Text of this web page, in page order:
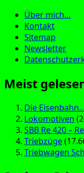
Über mich…
Kontakt
Sitemap
Newsletter
Meist
Die
Lokomotiven
SBB Re 420 –
Triebzüge
Triebwagen